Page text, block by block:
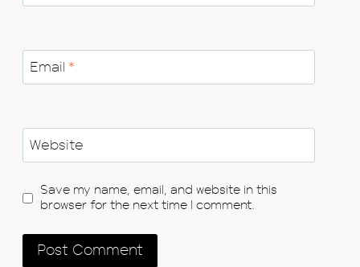
Email *
Website
Save my name, email, and website in this
browser for the next time I comment.